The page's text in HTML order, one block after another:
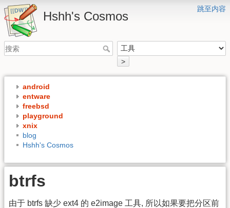
跳至内容
Hshh's Cosmos
>
android
entware
freebsd
playground
xnix
blog
Hshh's Cosmos
btrfs
由于 btrfs 缺少 ext4 的 e2image 工具, 所以如果要把分区前